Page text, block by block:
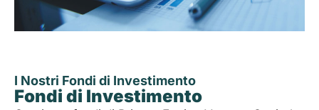
I Nostri Fondi di Investimento
Fondi di Investimento